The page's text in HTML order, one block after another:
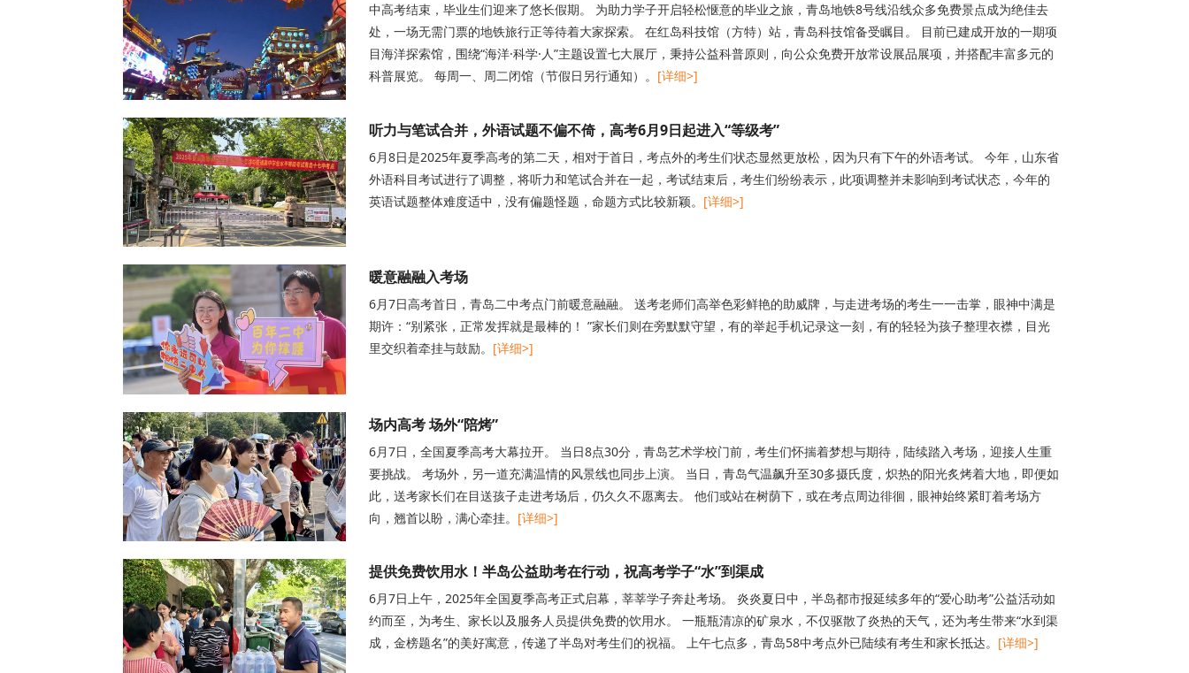
中高考结束，毕业生们迎来了悠长假期。 为助力学子开启轻松惬意的毕业之旅，青岛地铁8号线沿线众多免费景点成为绝佳去
处，一场无需门票的地铁旅行正等待着大家探索。 在红岛科技馆（方特）站，青岛科技馆备受瞩目。 目前已建成开放的一期项
目海洋探索馆，围绕“海洋·科学·人”主题设置七大展厅，秉持公益科普原则，向公众免费开放常设展品展项，并搭配丰富多元的
科普展览。 每周一、周二闭馆（节假日另行通知）。 [详细>]
听力与笔试合并，外语试题不偏不倚，高考6月9日起进入“等级考”
6月8日是2025年夏季高考的第二天，相对于首日，考点外的考生们状态显然更放松，因为只有下午的外语考试。 今年，山东省
外语科目考试进行了调整，将听力和笔试合并在一起，考试结束后，考生们纷纷表示，此项调整并未影响到考试状态，今年的
英语试题整体难度适中，没有偏题怪题，命题方式比较新颖。 [详细>]
暖意融融入考场
6月7日高考首日，青岛二中考点门前暖意融融。 送考老师们高举色彩鲜艳的助威牌，与走进考场的考生一一击掌，眼神中满是
期许：“别紧张，正常发挥就是最棒的！ ”家长们则在旁默默守望，有的举起手机记录这一刻，有的轻轻为孩子整理衣襟，目光
里交织着牵挂与鼓励。 [详细>]
场内高考 场外“陪烤”
6月7日，全国夏季高考大幕拉开。 当日8点30分，青岛艺术学校门前，考生们怀揣着梦想与期待，陆续踏入考场，迎接人生重
要挑战。 考场外，另一道充满温情的风景线也同步上演。 当日，青岛气温飙升至30多摄氏度，炽热的阳光炙烤着大地，即便如
此，送考家长们在目送孩子走进考场后，仍久久不愿离去。 他们或站在树荫下，或在考点周边徘徊，眼神始终紧盯着考场方
向，翘首以盼，满心牵挂。 [详细>]
提供免费饮用水！半岛公益助考在行动，祝高考学子“水”到渠成
6月7日上午，2025年全国夏季高考正式启幕，莘莘学子奔赴考场。 炎炎夏日中，半岛都市报延续多年的“爱心助考”公益活动如
约而至，为考生、家长以及服务人员提供免费的饮用水。 一瓶瓶清凉的矿泉水，不仅驱散了炎热的天气，还为考生带来“水到渠
成，金榜题名”的美好寓意，传递了半岛对考生们的祝福。 上午七点多，青岛58中考点外已陆续有考生和家长抵达。 [详细>]